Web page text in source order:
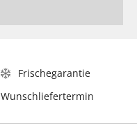
Frischegarantie
Wunschliefertermin